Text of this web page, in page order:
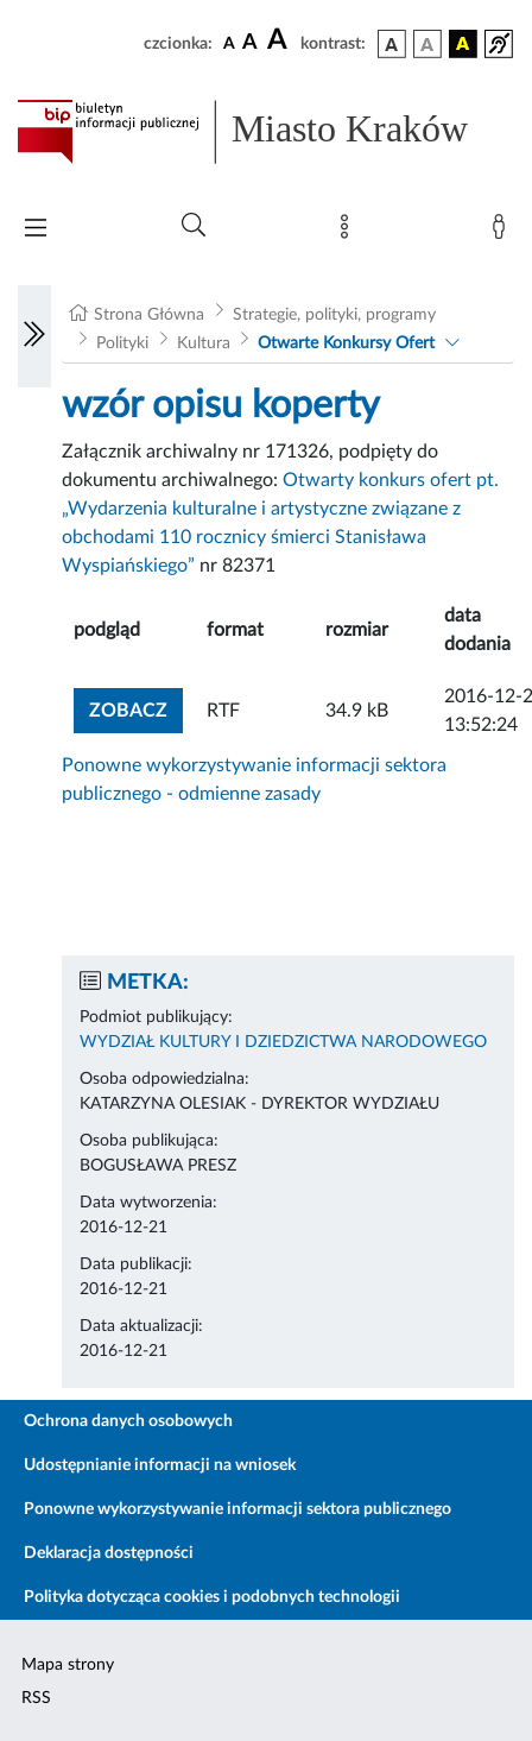
czcionka: A A A kontrast:
Miasto Kraków
Strona Główna
Strategie, polityki, programy
Polityki
Kultura Otwarte Konkursy Ofert
wzór opisu koperty
Załącznik archiwalny nr 171326, podpięty do
dokumentu archiwalnego:Otwarty konkurs ofert pt.
„Wydarzenia kulturalne i artystyczne związane z
obchodami 110 rocznicy śmierci Stanisława
Wyspiańskiego” nr 82371
podgląd format rozmiar
data
dodania
ZOBACZZOBACZ ZAŁĄCZNIK
RTF 34.9 kB
2016-12-
13:52:24
Ponowne wykorzystywanie informacji sektora
publicznego - odmienne zasady
METKA:
Podmiot publikujący:
WYDZIAŁ KULTURY I DZIEDZICTWA NARODOWEGO
Osoba odpowiedzialna:
KATARZYNA OLESIAK - DYREKTOR WYDZIAŁU
Osoba publikująca:
BOGUSŁAWA PRESZ
Data wytworzenia:
2016-12-21
Data publikacji:
2016-12-21
Data aktualizacji:
2016-12-21
Ochrona danych osobowych
Udostępnianie informacji na wniosek
Ponowne wykorzystywanie informacji sektora publicznego
Deklaracja dostępności
Polityka dotycząca cookies i podobnych technologii
Mapa strony
RSS